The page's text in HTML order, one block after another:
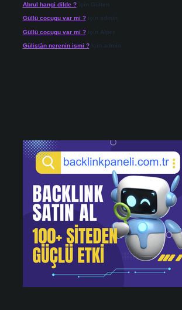
Abrul hangi dilde ?için Gülten
Güllü cocugu var mi ?için admin
Güllü cocugu var mi ?için Alper
Gülistân nerenin ismi ?için admin